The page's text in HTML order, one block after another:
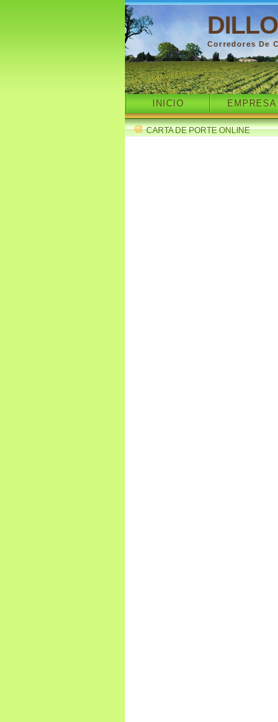
Corredores De
INICIO EMPRESA
CARTA DE PORTE ONLINE